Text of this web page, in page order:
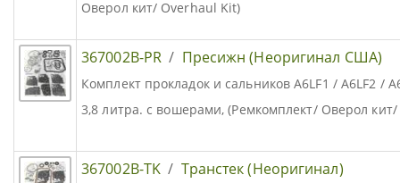
Оверол кит/ Overhaul Kit)
367002B-PR / Пресижн (Неоригинал США)
Комплект прокладок и сальников A6LF1 / A6LF2 /
3,8 литра. с вошерами, (Ремкомплект/ Оверол
367002B-TK / Транстек (Неоригинал)